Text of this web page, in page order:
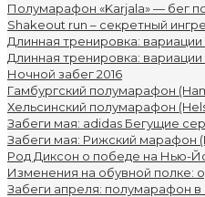
Полумарафон «Karjala» — бег
Shakeout run – секретный
Длинная тренировка: вариации
Длинная тренировка: вариации
Ночной забег 2016
Гамбургский полумарафон
Хельсинcкий полумарафон
Забеги мая: adidas Бегущие
Забеги мая: Рижский марафон
Род Диксон о победе на Нью-
Изменения на обувной полке:
Забеги апреля: полумарафон